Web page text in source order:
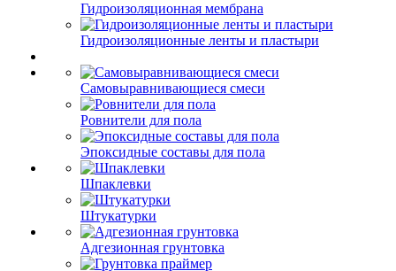
Гидроизоляционная мембрана
Гидроизоляционные ленты и пластыри
Самовыравнивающиеся смеси
Ровнители для пола
Эпоксидные составы для пола
Шпаклевки
Штукатурки
Адгезионная грунтовка